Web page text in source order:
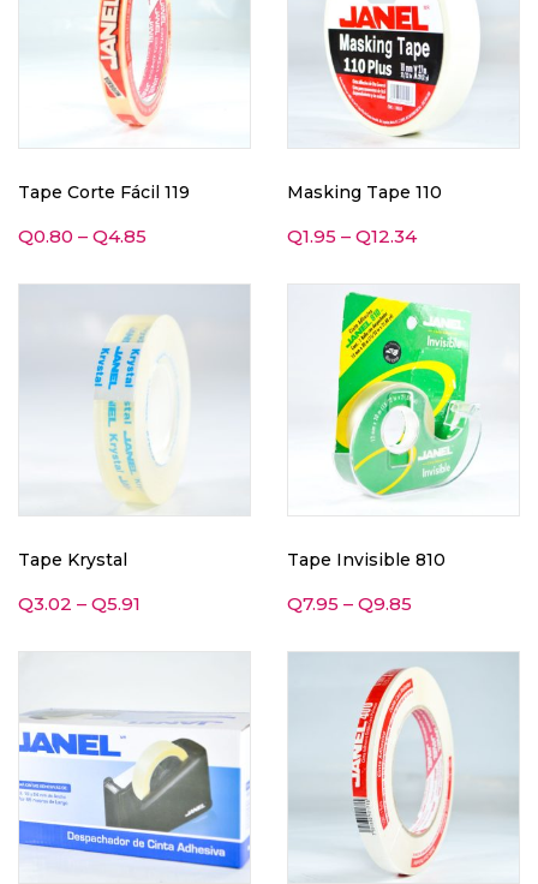
Tape Corte Fácil 119
Q0.80 – Q4.85
Masking Tape 110
Q1.95 – Q12.34
Tape Krystal
Q3.02 – Q5.91
Tape Invisible 810
Q7.95 – Q9.85